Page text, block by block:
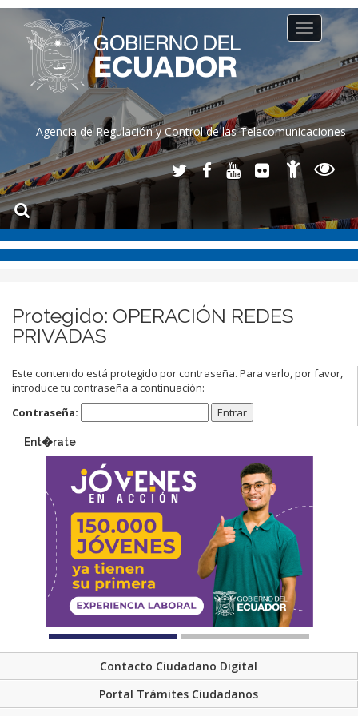
Agencia de Regulación y Control de las Telecomunicaciones
Toggle
navigation
Protegido: OPERACIÓN REDES
PRIVADAS
Este contenido está protegido por contraseña. Para verlo, por favor,
introduce tu contraseña a continuación:
Contraseña:
Ent�rate
Contacto Ciudadano Digital
Portal Trámites Ciudadanos